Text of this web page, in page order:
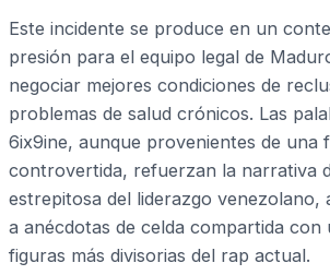
Este incidente se produce en un
presión para el equipo legal de
negociar mejores condiciones de
problemas de salud crónicos. Las
6ix9ine, aunque provenientes de una
controvertida, refuerzan la narrativa
estrepitosa del liderazgo venezolano,
a anécdotas de celda compartida con
figuras más divisorias del rap actual.